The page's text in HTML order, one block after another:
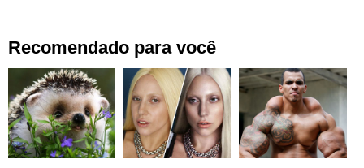
Recomendado para você